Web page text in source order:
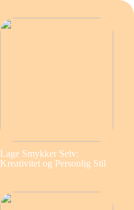
Lage Smykker Selv:
Kreativitet og Personlig Stil